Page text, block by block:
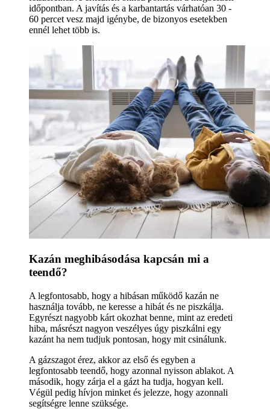
időpontban. A javítás és a karbantartás várhatóan 30 -
60 percet vesz majd igénybe, de bizonyos esetekben
ennél lehet több is.
Kazán meghibásodása kapcsán mi a
teendő?
A legfontosabb, hogy a hibásan működő kazán ne
használja tovább, ne keresse a hibát és ne piszkálja.
Egyrészt nagyobb kárt okozhat benne, mint az eredeti
hiba, másrészt nagyon veszélyes úgy piszkálni egy
kazánt ha nem tudjuk pontosan, hogy mit csinálunk.
A gázszagot érez, akkor az első és egyben a
legfontosabb teendő, hogy azonnal nyisson ablakot. A
második, hogy zárja el a gázt ha tudja, hogyan kell.
Végül pedig hívjon minket és jelezze, hogy azonnali
segítségre lenne szüksége.